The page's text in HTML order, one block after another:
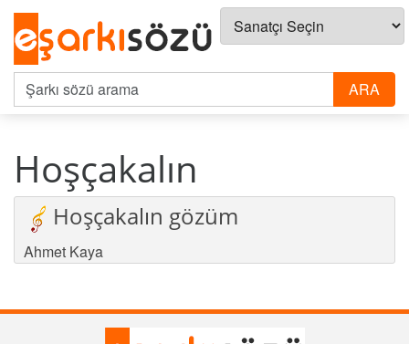
Hoşçakalın
Hoşçakalın gözüm
Ahmet Kaya